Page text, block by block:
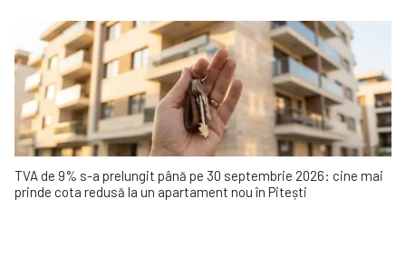
TVA de 9% s-a prelungit până pe 30 septembrie 2026: cine mai
prinde cota redusă la un apartament nou în Pitești